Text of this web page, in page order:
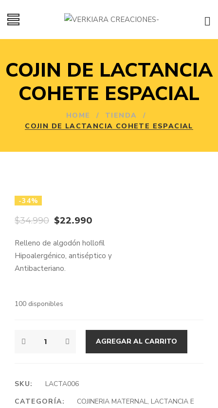
COJIN DE LACTANCIA
COHETE ESPACIAL
HOME / TIENDA
/
COJIN DE LACTANCIA COHETE ESPACIAL
-34%
$34.990 El
original
era:
$22.990
actual
Relleno de algodón hollofil
Hipoalergénico, antiséptico y
Antibacteriano.
100 disponibles
DE
ESPACIAL
AGREGAR AL CARRITO
SKU:
LACTA006
CATEGORÍA:
COJINERIA MATERNAL, LACTANCIA E